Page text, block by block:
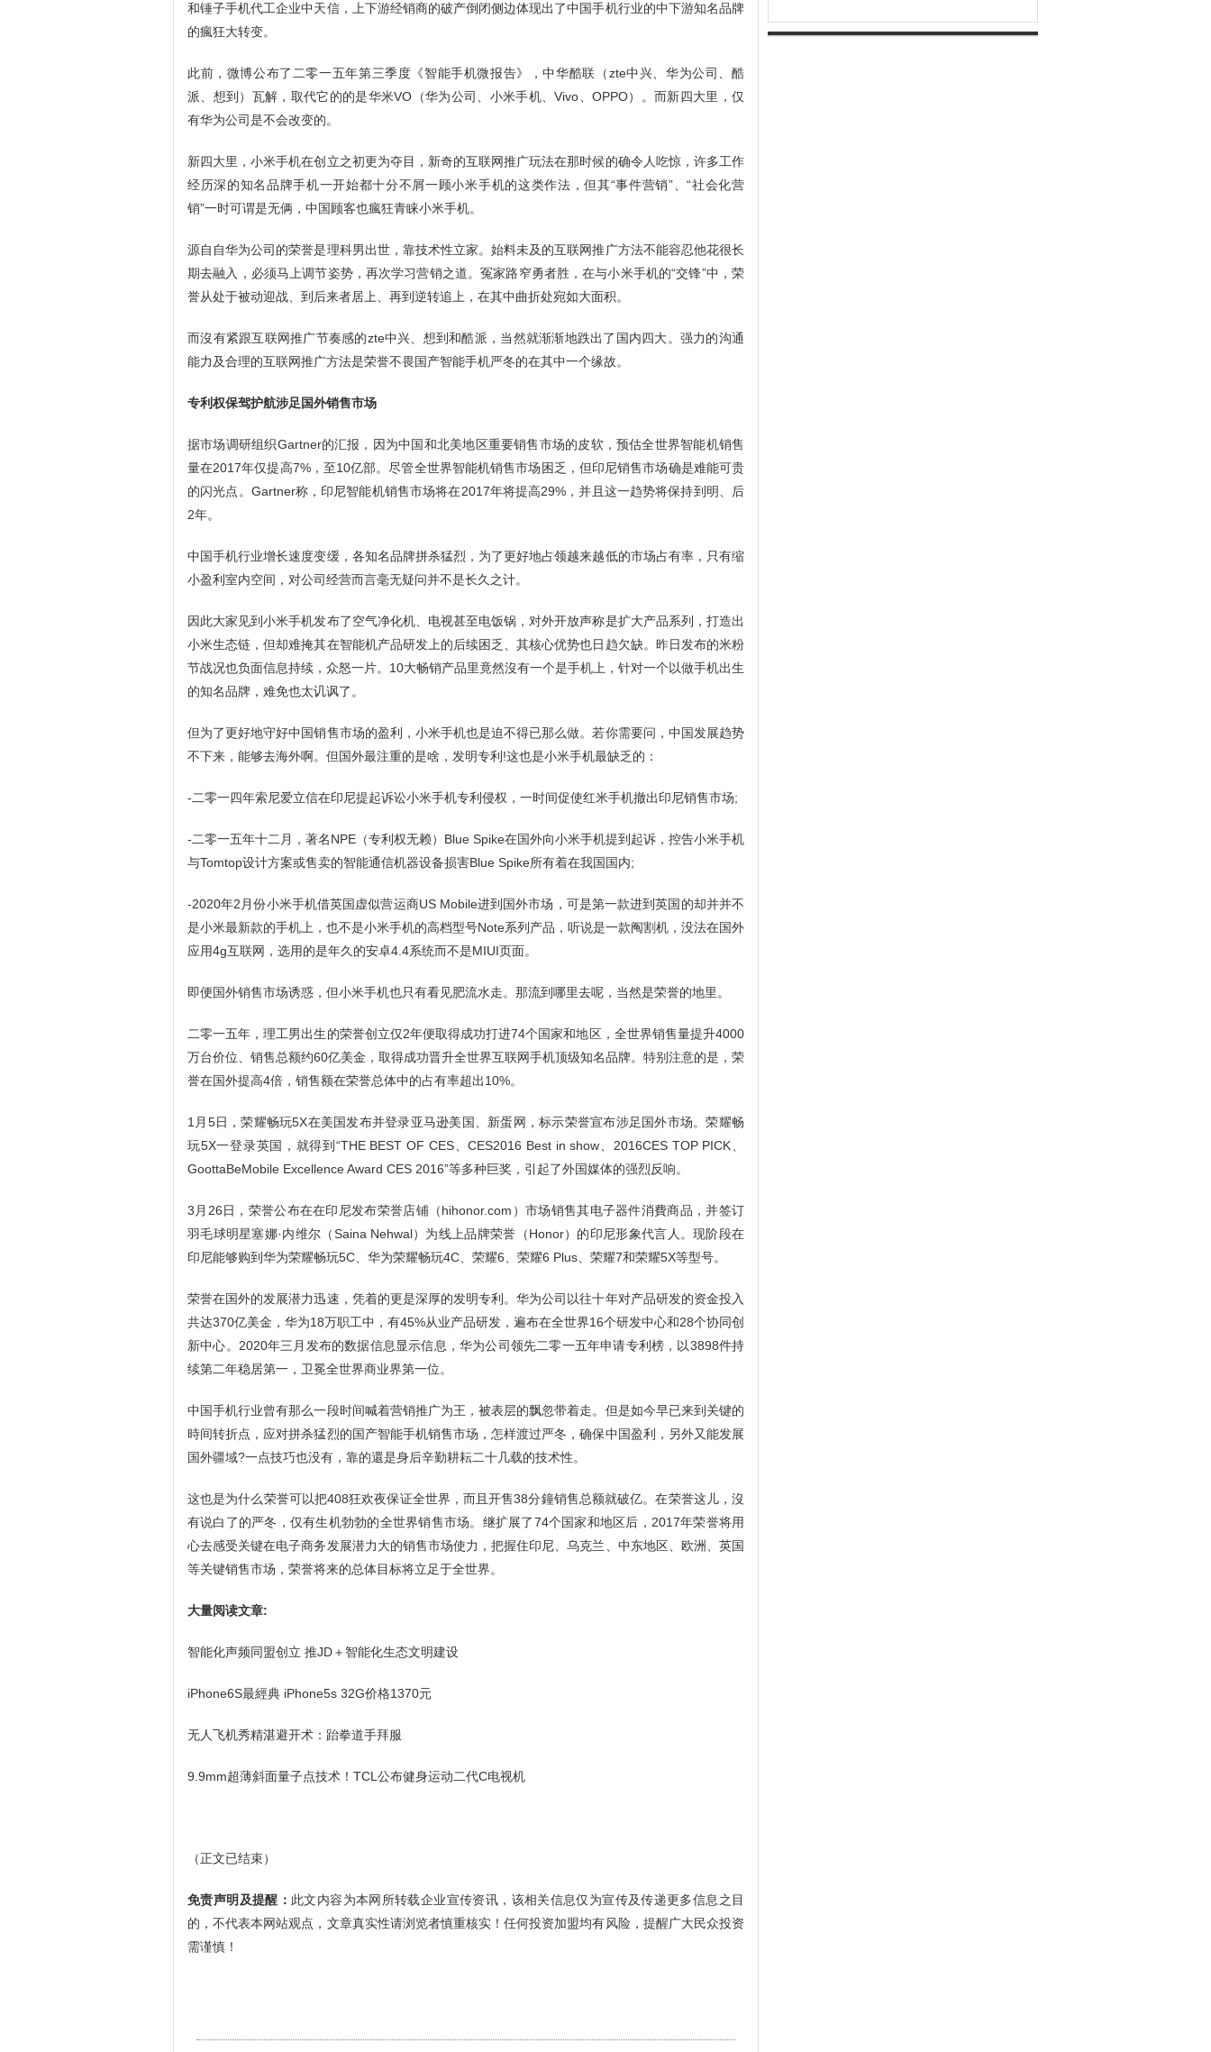
和锤子手机代工企业中天信，上下游经销商的破产倒闭侧边体现出了中国手机行业的中下游知名品牌
的瘋狂大转变。
此前，微博公布了二零一五年第三季度《智能手机微报告》，中华酷联（zte中兴、华为公司、酷
派、想到）瓦解，取代它的的是华米VO（华为公司、小米手机、Vivo、OPPO）。而新四大里，仅
有华为公司是不会改变的。
新四大里，小米手机在创立之初更为夺目，新奇的互联网推广玩法在那时候的确令人吃惊，许多工作
经历深的知名品牌手机一开始都十分不屑一顾小米手机的这类作法，但其“事件营销”、“社会化营
销”一时可谓是无俩，中国顾客也瘋狂青睐小米手机。
源自自华为公司的荣誉是理科男出世，靠技术性立家。始料未及的互联网推广方法不能容忍他花很长
期去融入，必须马上调节姿势，再次学习营销之道。冤家路窄勇者胜，在与小米手机的“交锋”中，荣
誉从处于被动迎战、到后来者居上、再到逆转追上，在其中曲折处宛如大面积。
而沒有紧跟互联网推广节奏感的zte中兴、想到和酷派，当然就渐渐地跌出了国内四大。强力的沟通
能力及合理的互联网推广方法是荣誉不畏国产智能手机严冬的在其中一个缘故。
专利权保驾护航涉足国外销售市场
据市场调研组织Gartner的汇报，因为中国和北美地区重要销售市场的皮软，预估全世界智能机销售
量在2017年仅提高7%，至10亿部。尽管全世界智能机销售市场困乏，但印尼销售市场确是难能可贵
的闪光点。Gartner称，印尼智能机销售市场将在2017年将提高29%，并且这一趋势将保持到明、后
2年。
中国手机行业增长速度变缓，各知名品牌拼杀猛烈，为了更好地占领越来越低的市场占有率，只有缩
小盈利室内空间，对公司经营而言毫无疑问并不是长久之计。
因此大家见到小米手机发布了空气净化机、电视甚至电饭锅，对外开放声称是扩大产品系列，打造出
小米生态链，但却难掩其在智能机产品研发上的后续困乏、其核心优势也日趋欠缺。昨日发布的米粉
节战况也负面信息持续，众怒一片。10大畅销产品里竟然沒有一个是手机上，针对一个以做手机出生
的知名品牌，难免也太讥讽了。
但为了更好地守好中国销售市场的盈利，小米手机也是迫不得已那么做。若你需要问，中国发展趋势
不下来，能够去海外啊。但国外最注重的是啥，发明专利!这也是小米手机最缺乏的：
-二零一四年索尼爱立信在印尼提起诉讼小米手机专利侵权，一时间促使红米手机撤出印尼销售市场;
-二零一五年十二月，著名NPE（专利权无赖）Blue Spike在国外向小米手机提到起诉，控告小米手机
与Tomtop设计方案或售卖的智能通信机器设备损害Blue Spike所有着在我国国内;
-2020年2月份小米手机借英国虚似营运商US Mobile进到国外市场，可是第一款进到英国的却并并不
是小米最新款的手机上，也不是小米手机的高档型号Note系列产品，听说是一款阄割机，没法在国外
应用4g互联网，选用的是年久的安卓4.4系统而不是MIUI页面。
即便国外销售市场诱惑，但小米手机也只有看见肥流水走。那流到哪里去呢，当然是荣誉的地里。
二零一五年，理工男出生的荣誉创立仅2年便取得成功打进74个国家和地区，全世界销售量提升4000
万台价位、销售总额约60亿美金，取得成功晋升全世界互联网手机顶级知名品牌。特别注意的是，荣
誉在国外提高4倍，销售额在荣誉总体中的占有率超出10%。
1月5日，荣耀畅玩5X在美国发布并登录亚马逊美国、新蛋网，标示荣誉宣布涉足国外市场。荣耀畅
玩5X一登录英国，就得到“THE BEST OF CES、CES2016 Best in show、2016CES TOP PICK、
GoottaBeMobile Excellence Award CES 2016”等多种巨奖，引起了外国媒体的强烈反响。
3月26日，荣誉公布在在印尼发布荣誉店铺（hihonor.com）市场销售其电子器件消費商品，并签订
羽毛球明星塞娜·内维尔（Saina Nehwal）为线上品牌荣誉（Honor）的印尼形象代言人。现阶段在
印尼能够购到华为荣耀畅玩5C、华为荣耀畅玩4C、荣耀6、荣耀6 Plus、荣耀7和荣耀5X等型号。
荣誉在国外的发展潜力迅速，凭着的更是深厚的发明专利。华为公司以往十年对产品研发的资金投入
共达370亿美金，华为18万职工中，有45%从业产品研发，遍布在全世界16个研发中心和28个协同创
新中心。2020年三月发布的数据信息显示信息，华为公司领先二零一五年申请专利榜，以3898件持
续第二年稳居第一，卫冕全世界商业界第一位。
中国手机行业曾有那么一段时间喊着营销推广为王，被表层的飘忽带着走。但是如今早已来到关键的
時间转折点，应对拼杀猛烈的国产智能手机销售市场，怎样渡过严冬，确保中国盈利，另外又能发展
国外疆域?一点技巧也没有，靠的還是身后辛勤耕耘二十几载的技术性。
这也是为什么荣誉可以把408狂欢夜保证全世界，而且开售38分鐘销售总额就破亿。在荣誉这儿，沒
有说白了的严冬，仅有生机勃勃的全世界销售市场。继扩展了74个国家和地区后，2017年荣誉将用
心去感受关键在电子商务发展潜力大的销售市场使力，把握住印尼、乌克兰、中东地区、欧洲、英国
等关键销售市场，荣誉将来的总体目标将立足于全世界。
大量阅读文章:
智能化声频同盟创立 推JD＋智能化生态文明建设
iPhone6S最經典 iPhone5s 32G价格1370元
无人飞机秀精湛避开术：跆拳道手拜服
9.9mm超薄斜面量子点技术！TCL公布健身运动二代C电视机
（正文已结束）
免责声明及提醒： 此文内容为本网所转载企业宣传资讯，该相关信息仅为宣传及传递更多信息之目
的，不代表本网站观点，文章真实性请浏览者慎重核实！任何投资加盟均有风险，提醒广大民众投资
需谨慎！